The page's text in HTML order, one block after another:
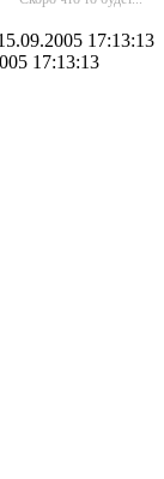
17:13:13
17:13:13